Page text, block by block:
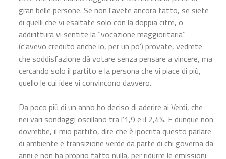
gran belle persone. Se non l'avete ancora fatto, se siete
di quelli che vi esaltate solo con la doppia cifre, o
addirittura vi sentite la “vocazione maggioritaria”
(c'avevo creduto anche io, per un po') provate, vedrete
che soddisfazione dà votare senza pensare a vincere, ma
cercando solo il partito e la persona che vi piace di più,
quello le cui idee vi convincono davvero.
Da poco più di un anno ho deciso di aderire ai Verdi, che
nei vari sondaggi oscillano tra l'1,9 e il 2,4%. E dunque non
dovrebbe, il mio partito, dire che è ipocrita questo parlare
di ambiente e transizione verde da parte di chi governa da
anni e non ha proprio fatto nulla, per ridurre le emissioni